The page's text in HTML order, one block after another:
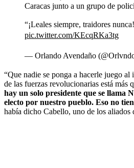
Caracas junto a un grupo de
“¡Leales siempre, traidores
pic.twitter.com/KEcqRKa3tg
— Orlando Avendaño
“Que nadie se ponga a hacerle juego
de las fuerzas revolucionarias está más
hay un solo presidente que se llama
electo por nuestro pueblo. Eso no
había dicho Cabello, uno de los aliados